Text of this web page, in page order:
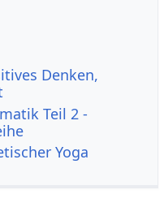
Denken,
Teil 2 -
Yoga